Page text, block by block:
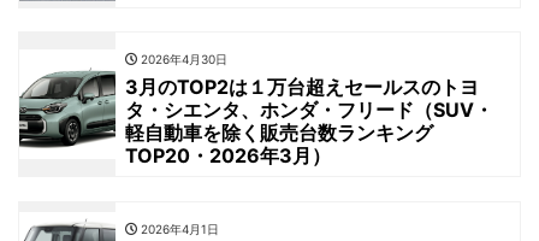
2026年4月30日
3月のTOP2は１万台超えセールスのトヨ
タ・シエンタ、ホンダ・フリード（SUV・
軽自動車を除く販売台数ランキング
TOP20・2026年3月）
2026年4月1日